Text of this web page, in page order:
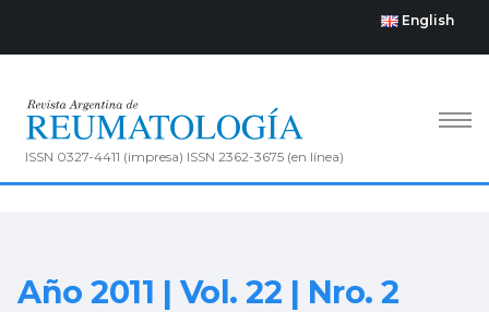
English
ISSN 0327-4411 (impresa) ISSN 2362-3675 (en línea)
Año 2011 | Vol. 22 | Nro. 2